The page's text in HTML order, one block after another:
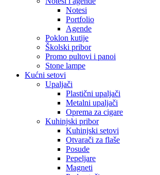
Notesi
Portfolio
Agende
Poklon kutije
Školski pribor
Promo pultovi i panoi
Stone lampe
Kućni setovi
Upaljači
Plastični upaljači
Metalni upaljači
Oprema za cigare
Kuhinjski pribor
Kuhinjski setovi
Otvarači za flaše
Posude
Pepeljare
Magneti